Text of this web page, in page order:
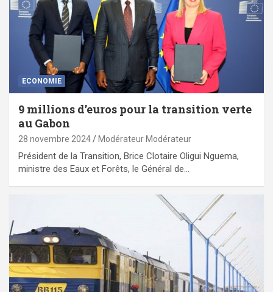
ECONOMIE
9 millions d’euros pour la transition verte
au Gabon
28 novembre 2024 Modérateur Modérateur
Président de la Transition, Brice Clotaire Oligui Nguema,
ministre des Eaux et Forêts, le Général de…